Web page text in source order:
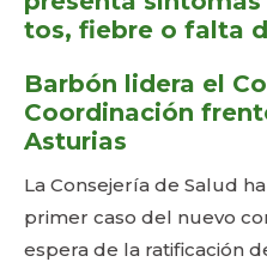
tos, fiebre o falta
Barbón lidera el
Coordinación
Asturias
La Consejería de Salud
primer caso del nuevo
espera de la ratificación